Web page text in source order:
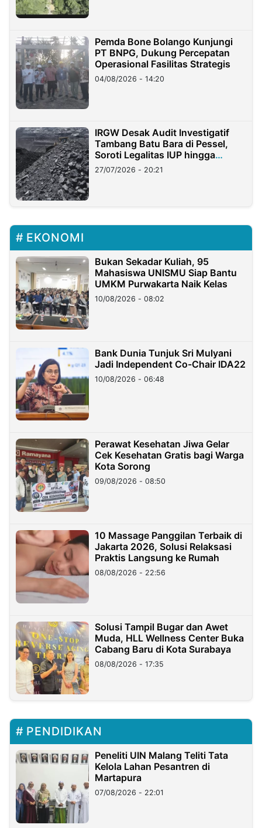
Pemda Bone Bolango Kunjungi
PT BNPG, Dukung Percepatan
Operasional Fasilitas Strategis
04/08/2026 - 14:20
IRGW Desak Audit Investigatif
Tambang Batu Bara di Pessel,
Soroti Legalitas IUP hingga
Stockpile
27/07/2026 - 20:21
EKONOMI
Bukan Sekadar Kuliah, 95
Mahasiswa UNISMU Siap Bantu
UMKM Purwakarta Naik Kelas
10/08/2026 - 08:02
Bank Dunia Tunjuk Sri Mulyani
Jadi Independent Co-Chair IDA22
10/08/2026 - 06:48
Perawat Kesehatan Jiwa Gelar
Cek Kesehatan Gratis bagi Warga
Kota Sorong
09/08/2026 - 08:50
10 Massage Panggilan Terbaik di
Jakarta 2026, Solusi Relaksasi
Praktis Langsung ke Rumah
08/08/2026 - 22:56
Solusi Tampil Bugar dan Awet
Muda, HLL Wellness Center Buka
Cabang Baru di Kota Surabaya
08/08/2026 - 17:35
PENDIDIKAN
Peneliti UIN Malang Teliti Tata
Kelola Lahan Pesantren di
Martapura
07/08/2026 - 22:01